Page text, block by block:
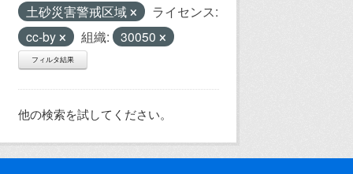
土砂災害警戒区域
ライセンス:
cc-by
組織: 30050
フィルタ結果
他の検索を試してください。